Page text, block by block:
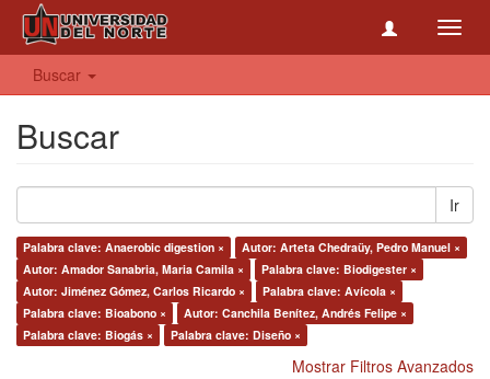
Buscar
Buscar
Ir
Palabra clave: Anaerobic digestion ×
Autor: Arteta Chedraüy, Pedro Manuel ×
Autor: Amador Sanabria, Maria Camila ×
Palabra clave: Biodigester ×
Autor: Jiménez Gómez, Carlos Ricardo ×
Palabra clave: Avícola ×
Palabra clave: Bioabono ×
Autor: Canchila Benítez, Andrés Felipe ×
Palabra clave: Biogás ×
Palabra clave: Diseño ×
Mostrar Filtros Avanzados